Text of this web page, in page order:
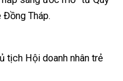
Đồng Tháp.
tịch Hội doanh nhân trẻ